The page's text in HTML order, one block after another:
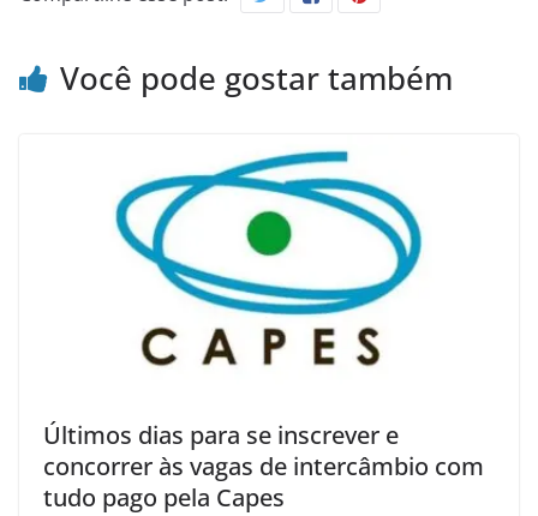
Você pode gostar também
Últimos dias para se inscrever e
concorrer às vagas de intercâmbio com
tudo pago pela Capes